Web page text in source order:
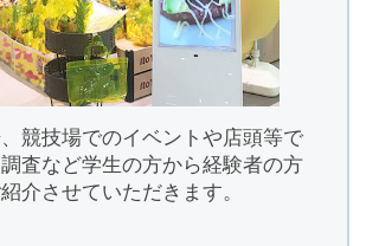
競技場でのイベントや店頭等で
査など学生の方から経験者の方
介させていただきます。